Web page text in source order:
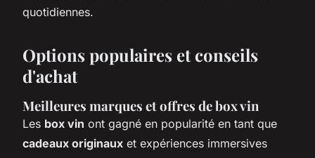
quotidiennes.
Options populaires et conseils
d'achat
Meilleures marques et offres de box vin
Les box vin ont gagné en popularité en tant que
cadeaux originaux et expériences immersives